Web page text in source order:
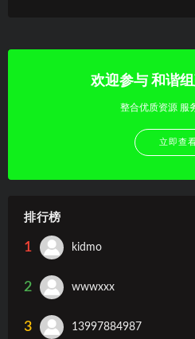
欢迎参与 和谐
整合优质资源 服
立即查
排行榜
1 kidmo
2 wwwxxx
3 13997884987